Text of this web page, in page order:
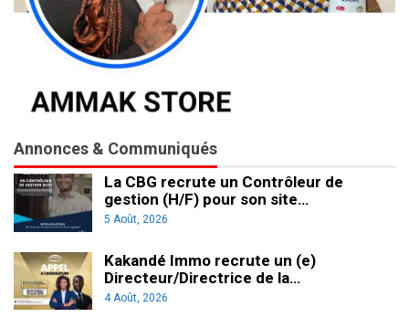
Annonces & Communiqués
La CBG recrute un Contrôleur de
gestion (H/F) pour son site…
5 Août, 2026
Kakandé Immo recrute un (e)
Directeur/Directrice de la…
4 Août, 2026